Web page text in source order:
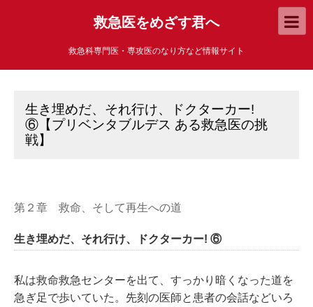
救急医をめざす君へ
救急科専門医・専攻医のなり方など情報サイト
生き埋めだ、それ行け、ドクターカー!
⑥【プリベンタブルデス ある救急医の挑
戦】
第２章 救命、そして再生への道
生き埋めだ、それ行け、ドクターカー! ⑥
私は救命救急センターを出て、すっかり暗くなった道を
急ぎ足で歩いていた。先刻の医師と患者の会話などいろ